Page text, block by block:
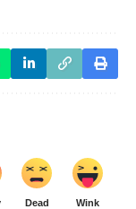
Dead Wink